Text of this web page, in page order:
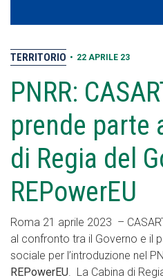
TERRITORIO • 22 APRILE 23
PNRR:
prende parte
di Regia del
REPowerEU
Roma 21 aprile 2023 –
al confronto tra il Governo e il
sociale per l’introduzione nel
REPowerEU . La Cabina di